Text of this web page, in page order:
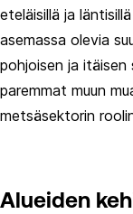
eteläisillä ja
asemassa olevia
pohjoisen ja itäisen
paremmat muun
metsäsektorin
Alueiden